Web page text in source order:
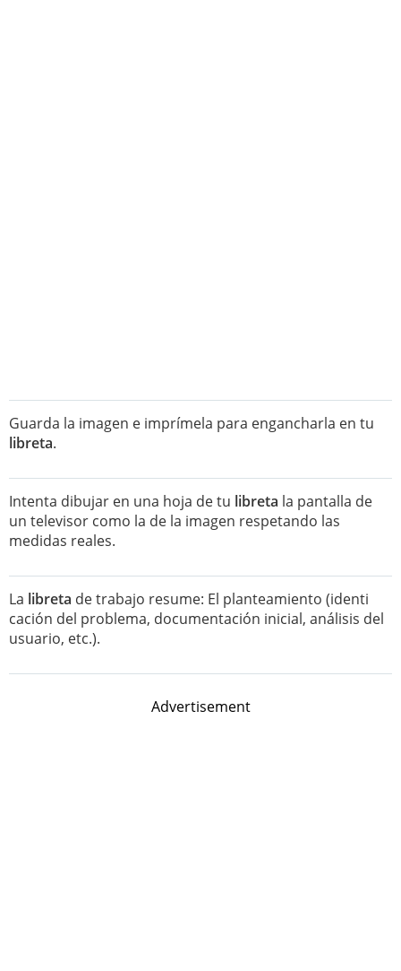
Guarda la imagen e imprímela para engancharla en tu
libreta.
Intenta dibujar en una hoja de tu libreta la pantalla de
un televisor como la de la imagen respetando las
medidas reales.
La libreta de trabajo resume: El planteamiento (identi
cación del problema, documentación inicial, análisis del
usuario, etc.).
Advertisement